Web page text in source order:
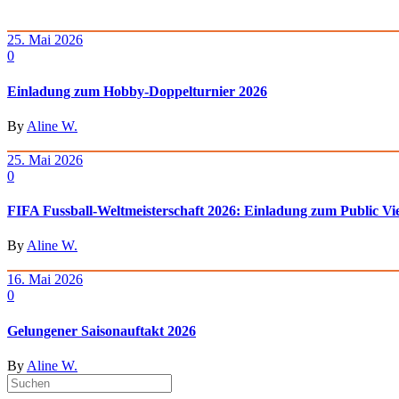
25. Mai 2026
0
Einladung zum Hobby-Doppelturnier 2026
By Aline W.
25. Mai 2026
0
FIFA Fussball-Weltmeisterschaft 2026: Einladung zum Public
ByAline W.
16. Mai 2026
0
Gelungener Saisonauftakt 2026
By Aline W.